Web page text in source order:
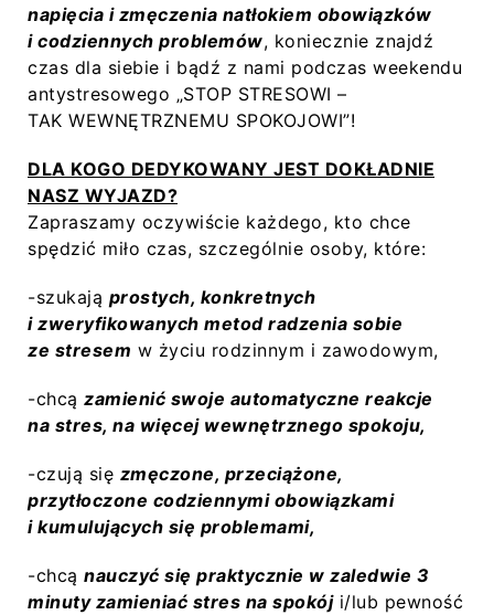
napięcia i zmęczenia natłokiem obowiązków
i codziennych problemów, koniecznie znajdź
czas dla siebie i bądź z nami podczas weekendu
antystresowego „STOP STRESOWI –
TAK WEWNĘTRZNEMU SPOKOJOWI”!
DLA KOGO DEDYKOWANY JEST DOKŁADNIE
NASZ WYJAZD?
Zapraszamy oczywiście każdego, kto chce
spędzić miło czas, szczególnie osoby, które:
-szukają prostych, konkretnych
i zweryfikowanych metod radzenia sobie
ze stresem w życiu rodzinnym i zawodowym,
-chcą zamienić swoje automatyczne reakcje
na stres, na więcej wewnętrznego spokoju,
-czują się zmęczone, przeciążone,
przytłoczone codziennymi obowiązkami
i kumulujących się problemami,
-chcą nauczyć się praktycznie w zaledwie 3
minuty zamieniać stres na spokóji/lub pewność